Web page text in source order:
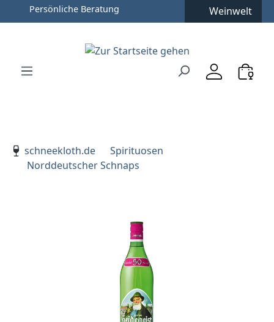
Zum Hauptinhalt springen
Zur Hauptnavigation springen
Persönliche Beratung Weinwelt
schneekloth.de
Spirituosen
Norddeutscher Schnaps
Bildergalerie überspringen